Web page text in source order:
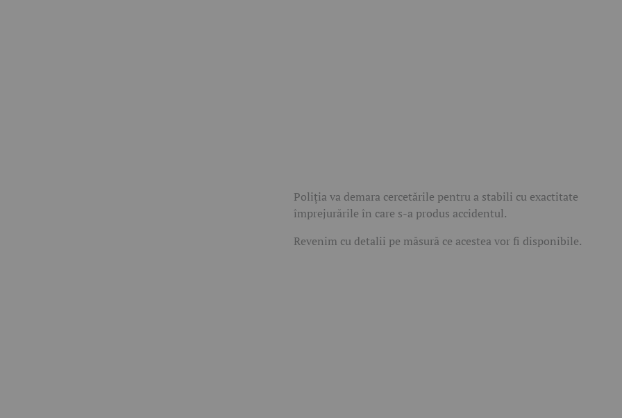
Poliția va demara cercetările pentru a stabili cu exactitate
împrejurările în care s-a produs accidentul.
Revenim cu detalii pe măsură ce acestea vor fi disponibile.